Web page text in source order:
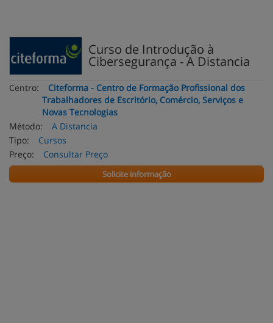
Curso de Introdução à
Cibersegurança - A Distancia
Centro:
Citeforma - Centro de Formação Profissional dos
Trabalhadores de Escritório, Comércio, Serviços e
Novas Tecnologias
Método:
A Distancia
Tipo:
Cursos
Preço:
Consultar Preço
Solicite informação